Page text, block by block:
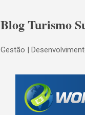
Blog Turismo
Gestão |